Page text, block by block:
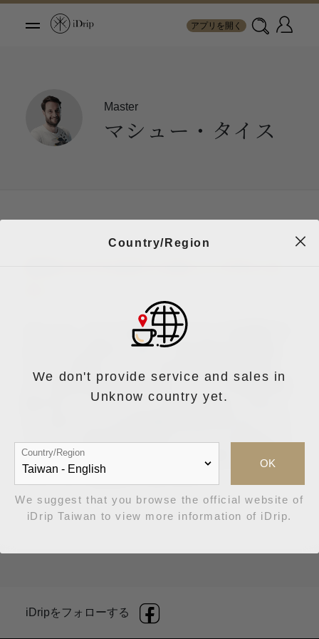
アプリを開く
Master
マシュー・タイス
マシュー・タイスは厳格にコーヒーの品質やフ
レーバーに追求しており、彼は特定の原産地、
り、現地の栽培情報や加工についての情報を直
接入手しバリスタとしての経験を積んできまし
リスタ選手が集まるほどの人気を誇り、高品質
のコーヒーを提供しております。
iDripをフォローする
Country/Region
We don't provide service and sales in
Unknow country yet.
Country/Region
OK
We suggest that you browse the official website of
iDrip Taiwan to view more information of iDrip.